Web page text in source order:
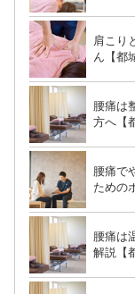
肩こり
ん【都
腰痛は
方へ【
腰痛で
ための
腰痛は
解説【